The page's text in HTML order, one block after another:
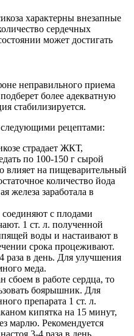
характерны внезапные
сердечных
может достигать
неправильного приема
более адекватную
стабилизируется.
следующими рецептами:
страдает ЖКТ,
по 100-150 г сырой
влияет на пищеварительный
количество йода
железа заработала в
с плодами
1 ст. л. полученной
воды и настаивают в
срока процеживают.
раза в день. Для улучшения
меда.
сбоем в работе сердца, то
боярышник. Для
препарата 1 ст. л.
кипятка на 15 минут,
марлю. Рекомендуется